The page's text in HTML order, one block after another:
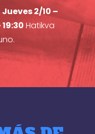
Jueves 2/10 –
Hatikva